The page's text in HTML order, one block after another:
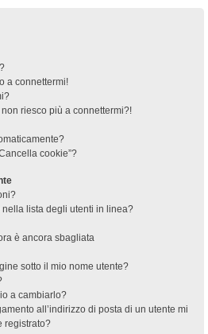
a connettermi!
riesco più a connettermi?!
cookie”?
lista degli utenti in linea?
è ancora sbagliata
sotto il mio nome utente?
a cambiarlo?
all’indirizzo di posta di un utente mi
registrato?